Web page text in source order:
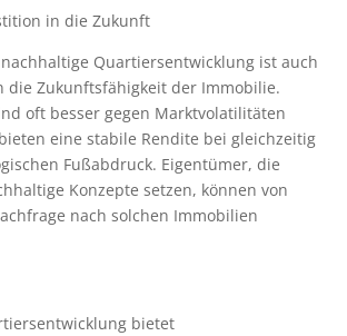
in die Zukunft
Quartiersentwicklung ist auch
die Zukunftsfähigkeit der Immobilie.
oft besser gegen Marktvolatilitäten
eine stabile Rendite bei gleichzeitig
Fußabdruck. Eigentümer, die
Konzepte setzen, können von
nach solchen Immobilien
bietet